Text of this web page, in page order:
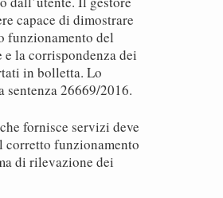
capace di dimostrare
funzionamento del
e la corrispondenza dei
in bolletta. Lo
sentenza 26669/2016.
fornisce servizi deve
corretto funzionamento
di rilevazione dei